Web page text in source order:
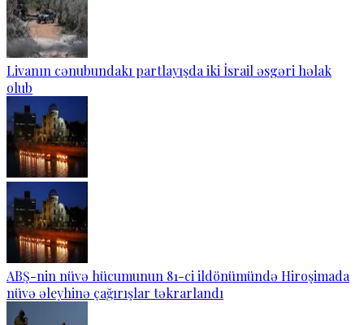
Livanın cənubundakı partlayışda iki İsrail əsgəri həlak
olub
ABŞ-nin nüvə hücumunun 81-ci ildönümündə Hiroşimada
nüvə əleyhinə çağırışlar təkrarlandı